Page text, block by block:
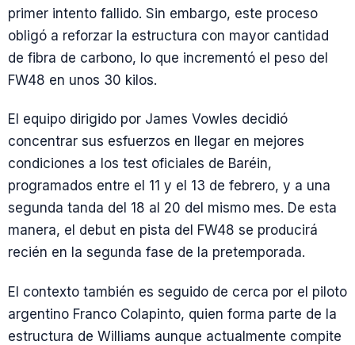
primer intento fallido. Sin embargo, este proceso
obligó a reforzar la estructura con mayor cantidad
de fibra de carbono, lo que incrementó el peso del
FW48 en unos 30 kilos.
El equipo dirigido por James Vowles decidió
concentrar sus esfuerzos en llegar en mejores
condiciones a los test oficiales de Baréin,
programados entre el 11 y el 13 de febrero, y a una
segunda tanda del 18 al 20 del mismo mes. De esta
manera, el debut en pista del FW48 se producirá
recién en la segunda fase de la pretemporada.
El contexto también es seguido de cerca por el piloto
argentino Franco Colapinto, quien forma parte de la
estructura de Williams aunque actualmente compite